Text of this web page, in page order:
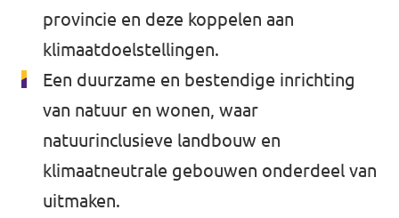
Website gemeente Groningen
Website gemeente Eemsdelta
Website Provinciale Statenfractie
provincie en deze koppelen aan
klimaatdoelstellingen.
Een duurzame en bestendige inrichting
van natuur en wonen, waar
natuurinclusieve landbouw en
klimaatneutrale gebouwen onderdeel van
uitmaken.